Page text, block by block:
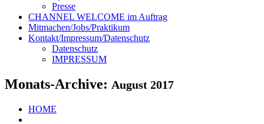
Presse
CHANNEL WELCOME im Auftrag
Mitmachen/Jobs/Praktikum
Kontakt/Impressum/Datenschutz
Datenschutz
IMPRESSUM
Monats-Archive: August 2017
HOME